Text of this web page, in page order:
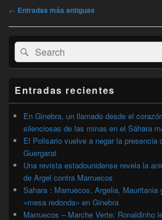
Navegación
← Entradas más antiguas
El
área
de
lateral
primaria
Buscar
por:
Buscar
Entradas recientes
En Ginebra, un llamado desde el
silenciosas de las minas en el Sáhara
El Polisario vuelve a negar la presencia
Guergarat
Una revista estadounidense revela la
de Argel contra Marruecos
Sahara : Marruecos, Argelia, Mauritania
«mesa redonda» en Ginebra
Marruecos – Marche Verte: Ronaldinho